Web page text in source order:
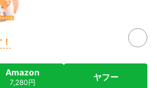
Amazon
7,280円
ヤフー